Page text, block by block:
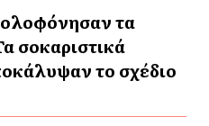
τα
σοκαριστικά
το σχέδιο